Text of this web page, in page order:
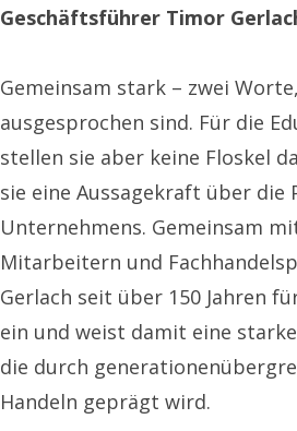
Geschäftsführer Timor
Gemeinsam stark – zwei
ausgesprochen sind. Für die
stellen sie aber keine Floskel
sie eine Aussagekraft über die
Unternehmens. Gemeinsam
Mitarbeitern und
Gerlach seit über 150 Jahren
ein und weist damit eine
die durch
Handeln geprägt wird.